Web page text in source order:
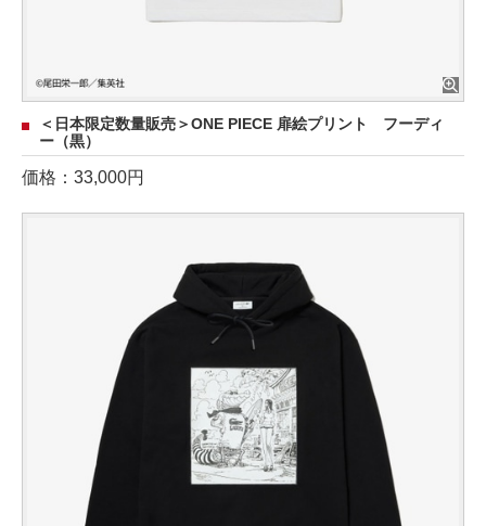
＜日本限定数量販売＞ONE PIECE 扉絵プリント フーディ
ー（黒）
価格：33,000円